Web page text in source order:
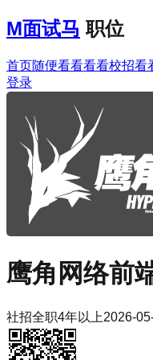
M面试马 职位
首页随便看看看看校招看
登录
鹰角网络前
社招全职4年以上2026-